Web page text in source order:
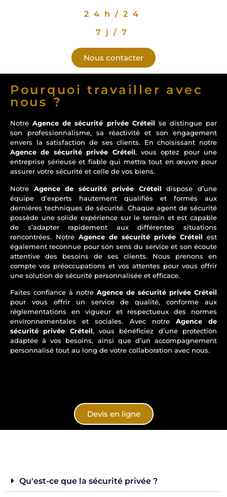
24h/24
7j/7
Nous contacter
Pourquoi travailler avec
nous ?
NotreAgence de sécurité privée Créteil se distingue par
son professionnalisme, sa réactivité et son engagement
envers la satisfaction de ses clients. En choisissant notre
Agence de sécurité privée Créteil, vous optez pour une
entreprise sérieuse et fiable qui mettra tout en œuvre pour
assurer votre sécurité et celle de vos biens.
Notre Agence de sécurité privée Créteil dispose d’une
équipe d’experts hautement qualifiés et formés aux
dernières techniques de sécurité. Chaque agent de sécurité
possède une solide expérience sur le terrain et est capable
de s’adapter rapidement aux différentes situations
rencontrées. Notre Agence de sécurité privée Créteil est
également reconnue pour son sens du service et son écoute
attentive des besoins de ses clients. Nous prenons en
compte vos préoccupations et vos attentes pour vous offrir
une solution de sécurité personnalisée et efficace.
Faites confiance à notre Agence de sécurité privée Créteil
pour vous offrir un service de qualité, conforme aux
réglementations en vigueur et respectueux des normes
environnementales et sociales. Avec notre Agence de
sécurité privée Créteil, vous bénéficiez d’une protection
adaptée à vos besoins, ainsi que d’un accompagnement
personnalisé tout au long de votre collaboration avec nous.
Devis en ligne
Qu'est-ce que la sécurité privée ?